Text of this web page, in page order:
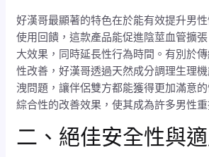
好漢哥最顯著的特色在於能有效提升男
使用回饋，這款產品能促進陰莖血管擴
大效果，同時延長性行為時間。有別於
性改善，好漢哥透過天然成分調理生理
洩問題，讓伴侶雙方都能獲得更加滿意
綜合性的改善效果，使其成為許多男性重
二、絕佳安全性與